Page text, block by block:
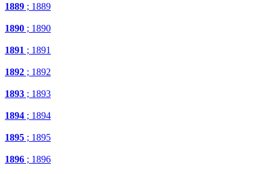
1889 ; 1889
1890 ; 1890
1891 ; 1891
1892 ; 1892
1893 ; 1893
1894 ; 1894
1895 ; 1895
1896 ; 1896